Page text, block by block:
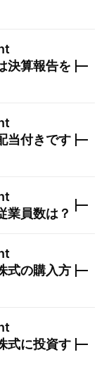
決算報告を
当付きです
業員数は？
式の購入方
式に投資す